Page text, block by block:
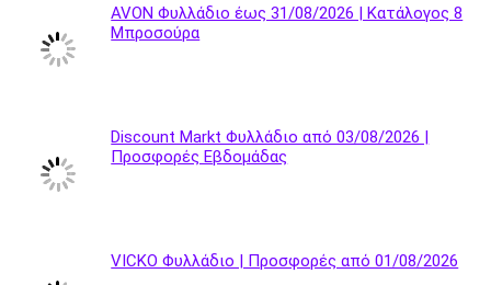
AVON Φυλλάδιο έως 31/08/2026 | Κατάλογος 8
Μπροσούρα
Discount Markt Φυλλάδιο από 03/08/2026 |
Προσφορές Εβδομάδας
VICKO Φυλλάδιο | Προσφορές από 01/08/2026